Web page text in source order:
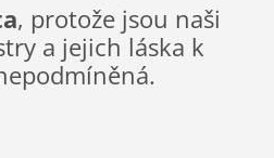
, protože jsou naši
a jejich láska k